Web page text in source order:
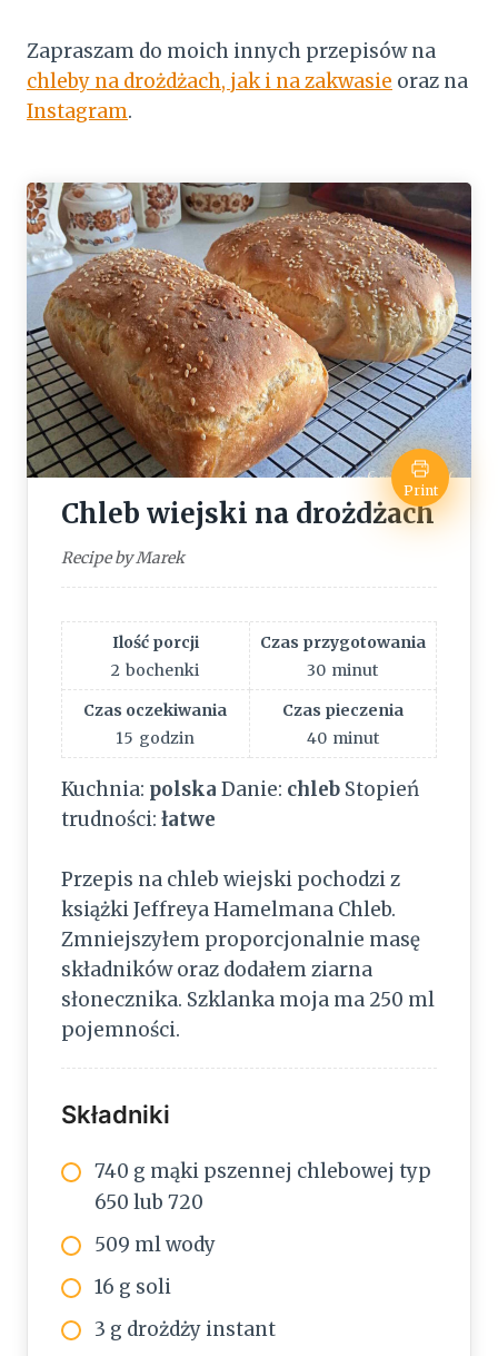
Zapraszam do moich innych przepisów na
chleby na drożdżach, jak i na zakwasie oraz na
Instagram.
Print
Chleb wiejski na drożdżach
Recipe by Marek
Ilość porcji
2 bochenki
Czas przygotowania
30 minut
Czas oczekiwania
15 godzin
Czas pieczenia
40 minut
Kuchnia: polska Danie: chleb Stopień
trudności: łatwe
Przepis na chleb wiejski pochodzi z
książki Jeffreya Hamelmana Chleb.
Zmniejszyłem proporcjonalnie masę
składników oraz dodałem ziarna
słonecznika. Szklanka moja ma 250 ml
pojemności.
Składniki
740 g mąki pszennej chlebowej typ
650 lub 720
509 ml wody
16 g soli
3 g drożdży instant